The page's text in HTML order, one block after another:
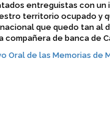
entreguistas con un
territorio ocupado y
que quedo tan al
compañera de banca de
Oral de las Memorias de